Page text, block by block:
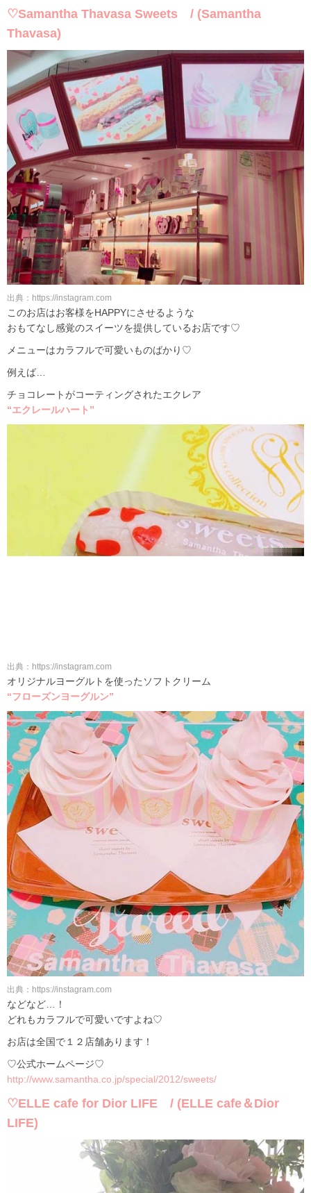
♡Samantha Thavasa Sweets / (Samantha
Thavasa)
出典：https://instagram.com
このお店はお客様をHAPPYにさせるような
おもてなし感覚のスイーツを提供しているお店です♡
メニューはカラフルで可愛いものばかり♡
例えば…
チョコレートがコーティングされたエクレア
“エクレールハート”
出典：https://instagram.com
オリジナルヨーグルトを使ったソフトクリーム
“フローズンヨーグルン”
出典：https://instagram.com
などなど…！
どれもカラフルで可愛いですよね♡
お店は全国で１２店舗あります！
♡公式ホームページ♡
http://www.samantha.co.jp/special/2012/sweets/
♡ELLE cafe for Dior LIFE / (ELLE cafe＆Dior
LIFE)